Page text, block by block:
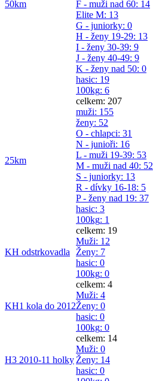
50km
F - muži nad 60: 14
Elite M: 13
G - juniorky: 0
H - ženy 19-29: 13
I - ženy 30-39: 9
J - ženy 40-49: 9
K - ženy nad 50: 0
hasic: 19
100kg: 6
25km
celkem: 207
muži: 155
ženy: 52
O - chlapci: 31
N - junioři: 16
L - muži 19-39: 53
M - muži nad 40: 52
S - juniorky: 13
R - dívky 16-18: 5
P - ženy nad 19: 37
hasic: 3
100kg: 1
KH odstrkovadla
celkem: 19
Muži: 12
Ženy: 7
hasic: 0
100kg: 0
KH1 kola do 2012
celkem: 4
Muži: 4
Ženy: 0
hasic: 0
100kg: 0
H3 2010-11 holky
celkem: 14
Muži: 0
Ženy: 14
hasic: 0